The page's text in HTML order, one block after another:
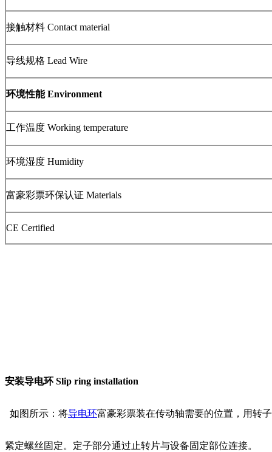
接触材料 Contact material
导线规格 Lead Wire
环境性能 Environment
工作温度 Working temperature
环境湿度 Humidity
富豪彩票环保认证 Materials
CE Certified
安装导电环 Slip ring installation
如图所示：将导电环富豪彩票装在传动轴需要的位置，用转
紧定螺丝固定。定子部分通过止转片与设备固定部位连接。